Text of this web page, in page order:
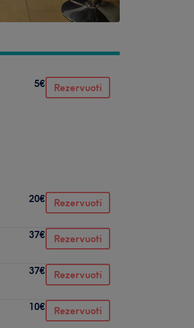
5€ Rezervuoti
20€ Rezervuoti
37€ Rezervuoti
37€ Rezervuoti
10€ Rezervuoti